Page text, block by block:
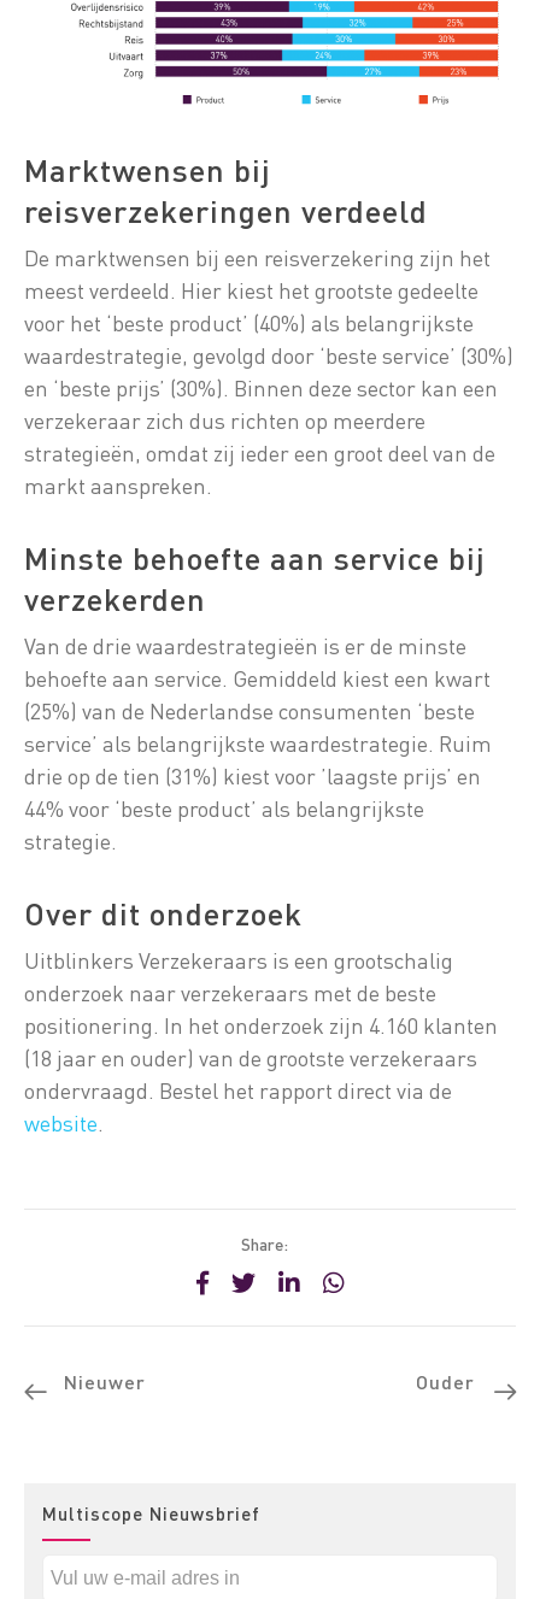
Marktwensen bij
reisverzekeringen verdeeld
De marktwensen bij een reisverzekering zijn het
meest verdeeld. Hier kiest het grootste gedeelte
voor het ‘beste product’ (40%) als belangrijkste
waardestrategie, gevolgd door ‘beste service’ (30%)
en ‘beste prijs’ (30%). Binnen deze sector kan een
verzekeraar zich dus richten op meerdere
strategieën, omdat zij ieder een groot deel van de
markt aanspreken.
Minste behoefte aan service bij
verzekerden
Van de drie waardestrategieën is er de minste
behoefte aan service. Gemiddeld kiest een kwart
(25%) van de Nederlandse consumenten ‘beste
service’ als belangrijkste waardestrategie. Ruim
drie op de tien (31%) kiest voor ’laagste prijs’ en
44% voor ‘beste product’ als belangrijkste
strategie.
Over dit onderzoek
Uitblinkers Verzekeraars is een grootschalig
onderzoek naar verzekeraars met de beste
positionering. In het onderzoek zijn 4.160 klanten
(18 jaar en ouder) van de grootste verzekeraars
ondervraagd. Bestel het rapport direct via de
website
Share:
Nieuwer Ouder
Multiscope Nieuwsbrief